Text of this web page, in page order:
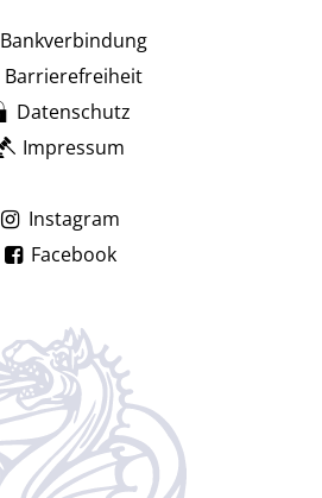
Bankverbindung
Barrierefreiheit
Datenschutz
Impressum
Instagram
Facebook